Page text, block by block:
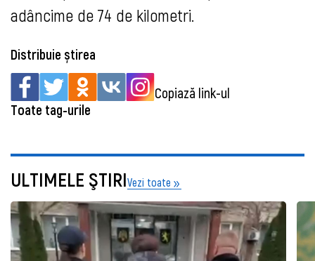
adâncime de 74 de kilometri.
Distribuie știrea
Copiază link-ul
Toate tag-urile
ULTIMELE ŞTIRIVezi toate